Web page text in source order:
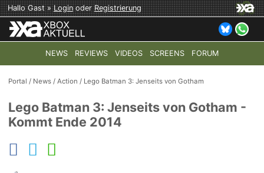
Hallo Gast »LoginoderRegistrierung
NEWS REVIEWS VIDEOS SCREENS FORUM
TOP-THEMEN: COD: MODERN WARFARE 4 HALO:
Portal / News /Action / Lego Batman 3: Jenseits von Gotham
Lego Batman 3: Jenseits von Gotham -
Kommt Ende 2014